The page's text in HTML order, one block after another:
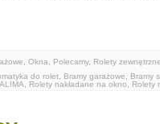
Okna Polecamy, Rolety
do rolet, Bramy garażowe
Bramy
Rolety nakładane na okno Rolety